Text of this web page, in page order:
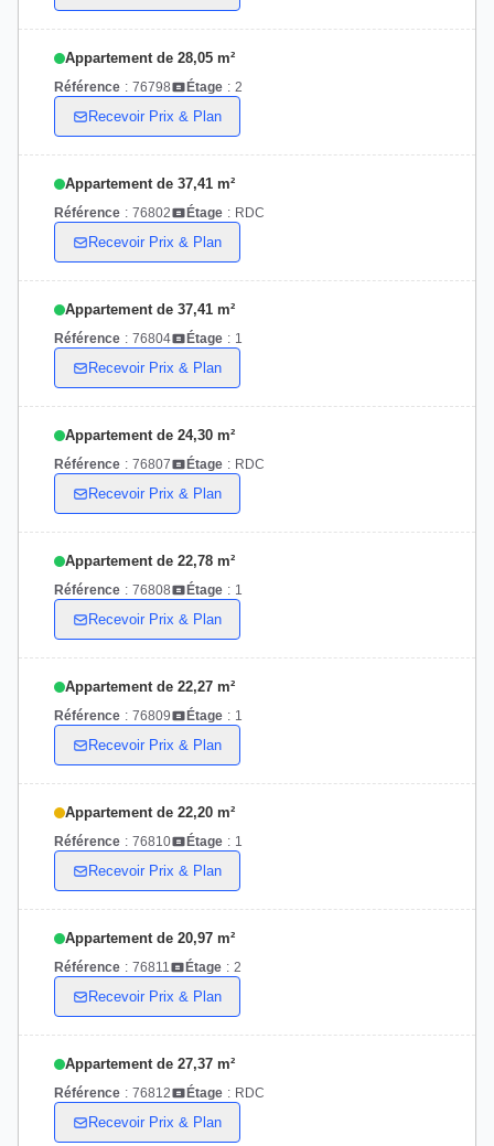
Appartement de 28,05 m²
Référence : 76798 Étage : 2
Recevoir Prix & Plan
Appartement de 37,41 m²
Référence : 76802 Étage : RDC
Recevoir Prix & Plan
Appartement de 37,41 m²
Référence : 76804 Étage : 1
Recevoir Prix & Plan
Appartement de 24,30 m²
Référence : 76807 Étage : RDC
Recevoir Prix & Plan
Appartement de 22,78 m²
Référence : 76808 Étage : 1
Recevoir Prix & Plan
Appartement de 22,27 m²
Référence : 76809 Étage : 1
Recevoir Prix & Plan
Appartement de 22,20 m²
Référence : 76810 Étage : 1
Recevoir Prix & Plan
Appartement de 20,97 m²
Référence : 76811 Étage : 2
Recevoir Prix & Plan
Appartement de 27,37 m²
Référence : 76812 Étage : RDC
Recevoir Prix & Plan